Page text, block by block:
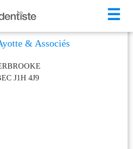
☰
& Associés
J1H 4J9